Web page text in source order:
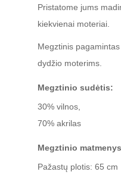
Pristatome jums
kiekvienai moteriai.
Megztinis
dydžio moterims.
Megztinio sudėtis:
30% vilnos,
70% akrilas
Megztinio
Pažastų plotis: 65 cm